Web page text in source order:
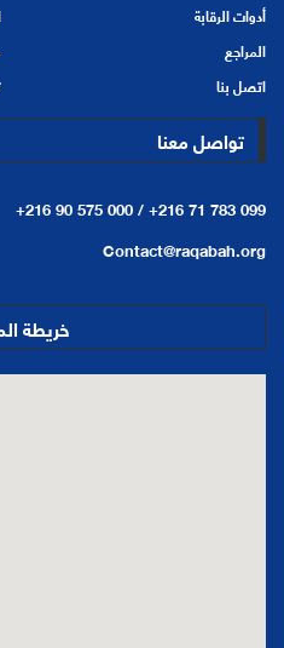
أدوات الرقابة
المراجع
اتصل بنا
تواصل معنا
+216 90 575 000 /+216 71 783 099
Contact@raqabah.org
خريطة